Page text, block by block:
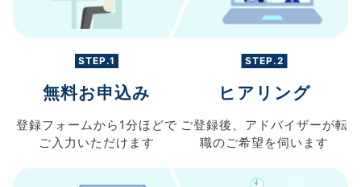
STEP.1
無料お申込み
登録フォームから 1分ほどで
ご入力 いただけます
STEP.2
ヒアリング
ご登録後、 アドバイザーが転
職のご希望を伺います